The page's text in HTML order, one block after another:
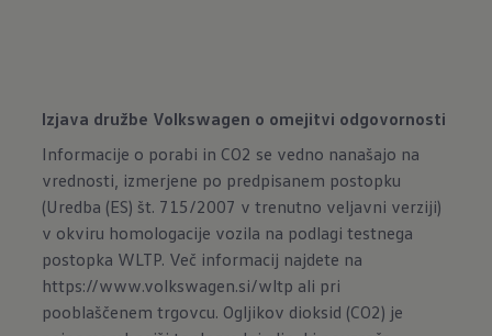
Izjava družbe Volkswagen o omejitvi odgovornosti
Informacije o porabi in CO2 se vedno nanašajo na
vrednosti, izmerjene po predpisanem postopku
(Uredba (ES) št. 715/2007 v trenutno veljavni verziji)
v okviru homologacije vozila na podlagi testnega
postopka WLTP. Več informacij najdete na
https://www.volkswagen.si/wltp ali pri
pooblaščenem trgovcu. Ogljikov dioksid (CO2) je